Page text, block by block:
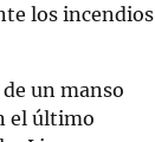
los incendios
un manso
el último